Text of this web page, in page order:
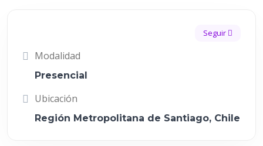
Seguir
Modalidad
Presencial
Ubicación
Región Metropolitana de Santiago, Chile